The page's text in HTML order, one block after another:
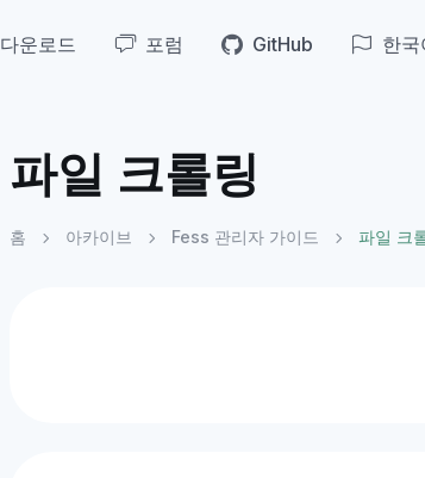
다운로드 포럼 GitHub 한국
파일 크롤링
홈 아카이브 Fess 관리자 가이드 파일 크